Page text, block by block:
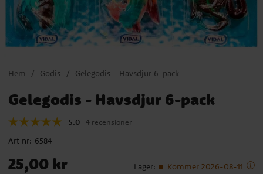
Hem Godis Gelegodis - Havsdjur 6-pack
Gelegodis - Havsdjur 6-pack
5.0 4 recensioner
Art nr: 6584
Pris
25,00 kr
25,00 kr Lager: Kommer 2026-08-11